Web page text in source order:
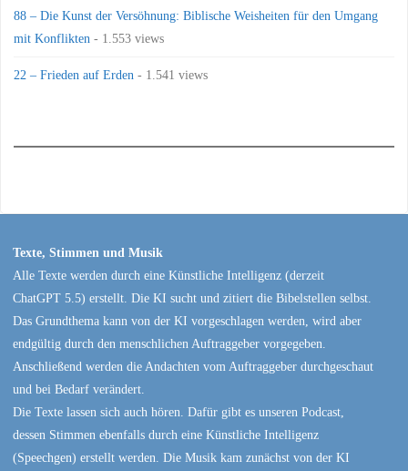
88 – Die Kunst der Versöhnung: Biblische Weisheiten für den Umgang
mit Konflikten - 1.553 views
22 – Frieden auf Erden - 1.541 views
Texte, Stimmen und Musik
Alle Texte werden durch eine Künstliche Intelligenz (derzeit
ChatGPT 5.5) erstellt. Die KI sucht und zitiert die Bibelstellen selbst.
Das Grundthema kann von der KI vorgeschlagen werden, wird aber
endgültig durch den menschlichen Auftraggeber vorgegeben.
Anschließend werden die Andachten vom Auftraggeber durchgeschaut
und bei Bedarf verändert.
Die Texte lassen sich auch hören. Dafür gibt es unseren Podcast,
dessen Stimmen ebenfalls durch eine Künstliche Intelligenz
(Speechgen) erstellt werden. Die Musik kam zunächst von der KI